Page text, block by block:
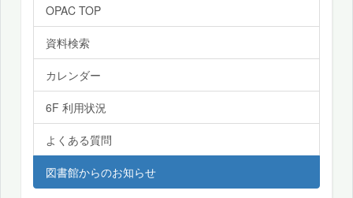
OPAC TOP
資料検索
カレンダー
6F 利用状況
よくある質問
図書館からのお知らせ